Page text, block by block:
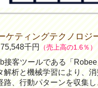
ケティングテクノロジ
75,548千円 （売上高の1.6％）
接客ツールである「
解析と機械学習により、
路、行動パターンを収集